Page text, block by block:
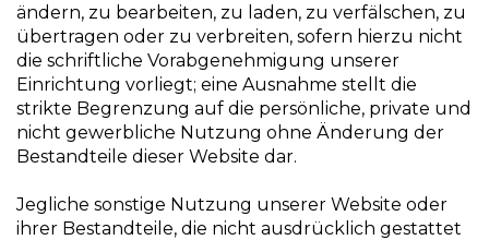
ändern, zu bearbeiten, zu laden, zu verfälschen, zu
übertragen oder zu verbreiten, sofern hierzu nicht
die schriftliche Vorabgenehmigung unserer
Einrichtung vorliegt; eine Ausnahme stellt die
strikte Begrenzung auf die persönliche, private und
nicht gewerbliche Nutzung ohne Änderung der
Bestandteile dieser Website dar.
Jegliche sonstige Nutzung unserer Website oder
ihrer Bestandteile, die nicht ausdrücklich gestattet